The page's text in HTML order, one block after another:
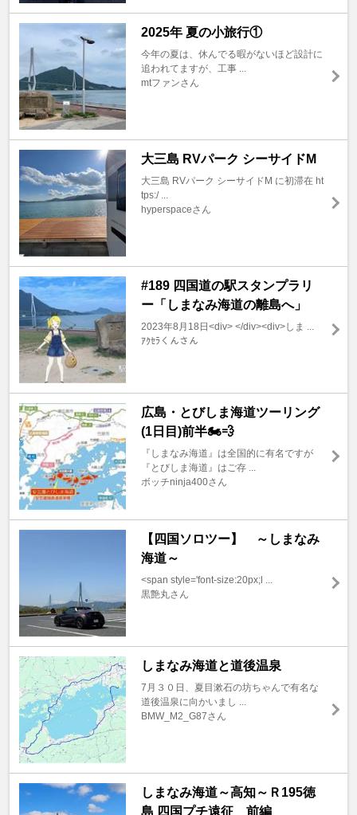
2025年 夏の小旅行①
今年の夏は、休んでる暇がないほど設計に
追われてますが、工事 ...
mtファンさん
大三島 RVパーク シーサイドM
大三島 RVパーク シーサイドM に初滞在 ht
tps:/ ...
hyperspaceさん
#189 四国道の駅スタンプラリ
ー「しまなみ海道の離島へ」
2023年8月18日<div> </div><div>しま ...
ｱｸｾﾗくんさん
広島・とびしま海道ツーリング
(1日目)前半🏍️💨
『しまなみ海道』は全国的に有名ですが
『とびしま海道』はご存 ...
ボッチninja400さん
【四国ソロツー】 ～しまなみ
海道～
<span style='font-size:20px;l ...
黒艶丸さん
しまなみ海道と道後温泉
7月３０日、夏目漱石の坊ちゃんで有名な
道後温泉に向かいまし ...
BMW_M2_G87さん
しまなみ海道～高知～Ｒ195徳
島 四国プチ遠征 前編